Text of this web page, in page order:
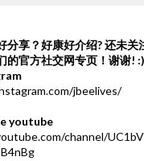
分享？好康好介绍?还未关
的官方社交网专页！谢谢! :)
jbeelives/
youtube
channel/